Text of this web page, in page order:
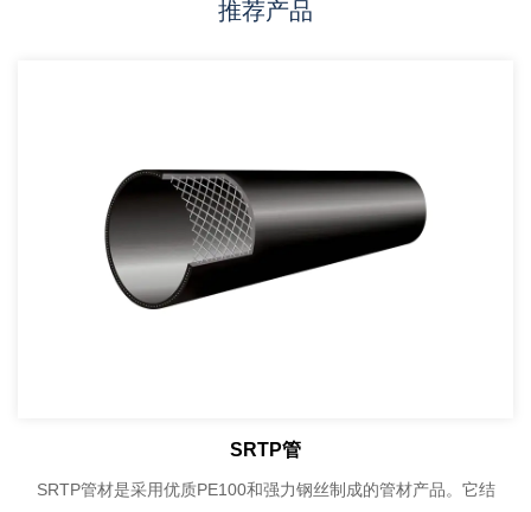
推荐产品
SRTP管
SRTP管材是采用优质PE100和强力钢丝制成的管材产品。它结